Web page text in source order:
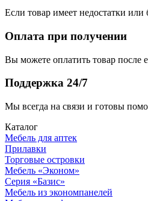
Если товар имеет недостатки или
Оплата при получении
Вы можете оплатить товар после
Поддержка 24/7
Мы всегда на связи и готовы
Каталог
Мебель для аптек
Прилавки
Торговые островки
Мебель «Эконом»
Серия «Базис»
Мебель из экономпанелей